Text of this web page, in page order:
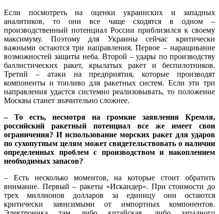
Если посмотреть на оценки украинских и западных
аналитиков, то они все чаще сходятся в одном –
производственный потенциал России приблизился к своему
максимуму. Поэтому для Украины сейчас критически
важными остаются три направления. Первое – наращивание
возможностей защиты неба. Второй – удары по производству
баллистических ракет, крылатых ракет и беспилотников.
Третий – атаки на предприятия, которые производят
компоненты и топливо для ракетных систем. Если эти три
направления удастся системно реализовывать, то положение
Москвы станет значительно сложнее.
– То есть, несмотря на громкие заявления Кремля,
российский ракетный потенциал все же имеет свои
ограничения? И использование морских ракет для ударов
по сухопутным целям может свидетельствовать о наличии
определенных проблем с производством и накоплением
необходимых запасов?
– Есть несколько моментов, на которые стоит обратить
внимание. Первый – ракеты «Искандер». При стоимости до
трех миллионов долларов за единицу они остаются
критически зависимыми от импортных компонентов.